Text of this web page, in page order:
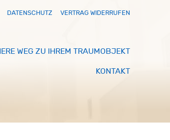
DATENSCHUTZ VERTRAG WIDERRUFEN
WEG ZU IHREM TRAUMOBJEKT
KONTAKT